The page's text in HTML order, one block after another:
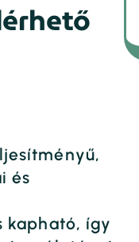
és
kapható, így